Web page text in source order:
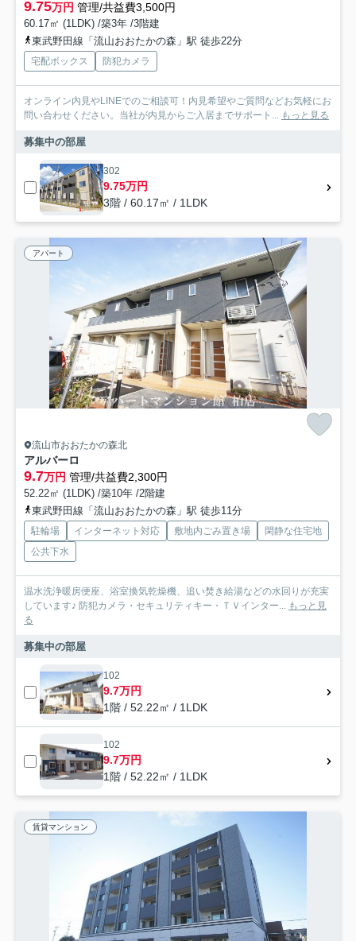
9.75万円 管理/共益費3,500円
60.17㎡ (1LDK) /築3年 /3階建
東武野田線「流山おおたかの森」駅 徒歩22分
宅配ボックス 防犯カメラ
オンライン内見やLINEでのご相談可！内見希望やご質問などお気軽にお
問い合わせください。当社が内見からご入居までサポート... もっと見る
募集中の部屋
302
9.75万円
3階 / 60.17㎡ / 1LDK
アパート
流山市おおたかの森北
アルバーロ
9.7万円 管理/共益費2,300円
52.22㎡ (1LDK) /築10年 /2階建
東武野田線「流山おおたかの森」駅 徒歩11分
駐輪場 インターネット対応 敷地内ごみ置き場
閑静な住宅地
公共下水
温水洗浄暖房便座、浴室換気乾燥機、追い焚き給湯などの水回りが充実
しています♪ 防犯カメラ・セキュリティキー・ＴＶインター... もっと見
る
募集中の部屋
102
9.7万円
1階 / 52.22㎡ / 1LDK
102
9.7万円
1階 / 52.22㎡ / 1LDK
賃貸マンション